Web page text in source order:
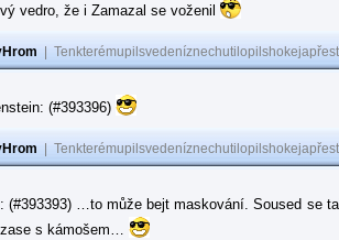
vedro, že i Zamazal se voženil
(#393396)
(#393393) …to může bejt maskování. Soused se
s kámošem…